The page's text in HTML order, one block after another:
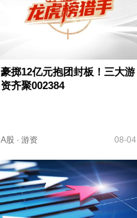
豪掷12亿元抱团封板！三大游
资齐聚002384
A股· 游资 08-04